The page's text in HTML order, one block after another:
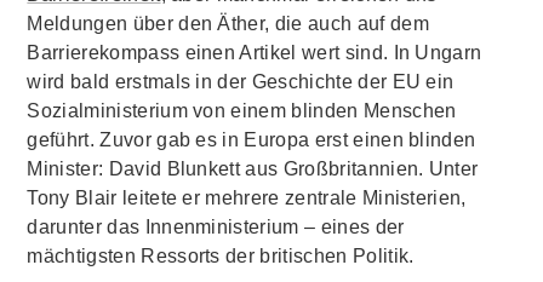
Meldungen über den Äther, die auch auf dem
Barrierekompass einen Artikel wert sind. In Ungarn
wird bald erstmals in der Geschichte der EU ein
Sozialministerium von einem blinden Menschen
geführt. Zuvor gab es in Europa erst einen blinden
Minister: David Blunkett aus Großbritannien. Unter
Tony Blair leitete er mehrere zentrale Ministerien,
darunter das Innenministerium – eines der
mächtigsten Ressorts der britischen Politik.